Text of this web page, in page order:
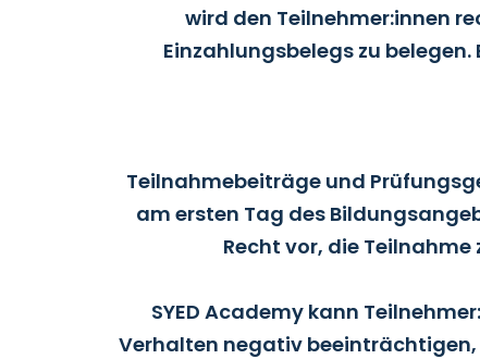
wird den Teilnehmer:innen
Einzahlungsbelegs zu
Teilnahmebeiträge und
am ersten Tag des
Recht vor, die
SYED Academy kann
Verhalten negativ beeinträchtigen,